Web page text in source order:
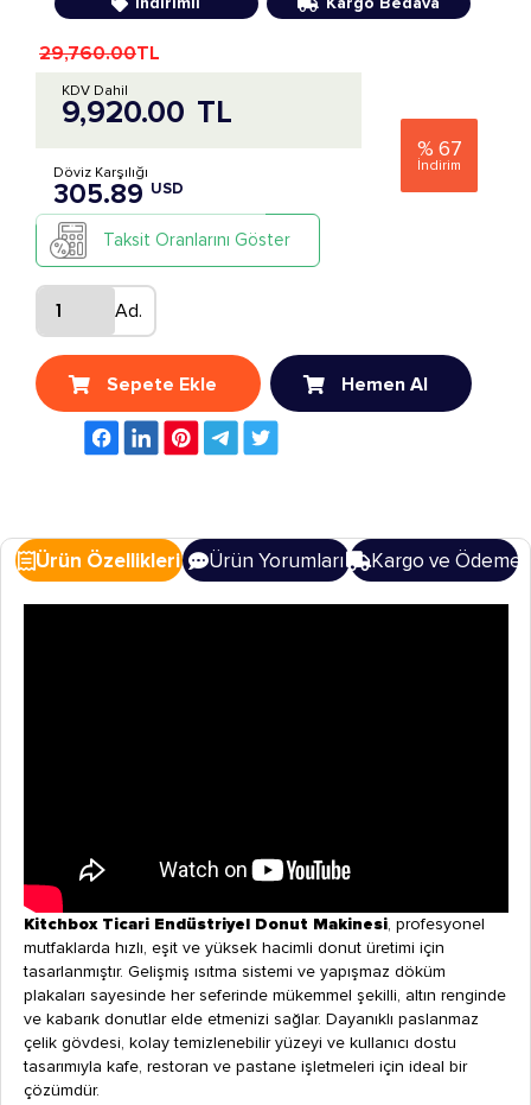
% 67
İndirim
29,760.00TL
9,920.00 TL
KDV Dahil
Döviz Karşılığı
305.89 USD
Taksit Oranlarını Göster
Ad.
Sepete Ekle Hemen Al
Ürün Özellikleri Ürün Yorumları Kargo ve Ödeme
Kitchbox Ticari Endüstriyel Donut Makinesi, profesyonel
mutfaklarda hızlı, eşit ve yüksek hacimli donut üretimi için
tasarlanmıştır. Gelişmiş ısıtma sistemi ve yapışmaz döküm
plakaları sayesinde her seferinde mükemmel şekilli, altın renginde
ve kabarık donutlar elde etmenizi sağlar. Dayanıklı paslanmaz
çelik gövdesi, kolay temizlenebilir yüzeyi ve kullanıcı dostu
tasarımıyla kafe, restoran ve pastane işletmeleri için ideal bir
çözümdür.